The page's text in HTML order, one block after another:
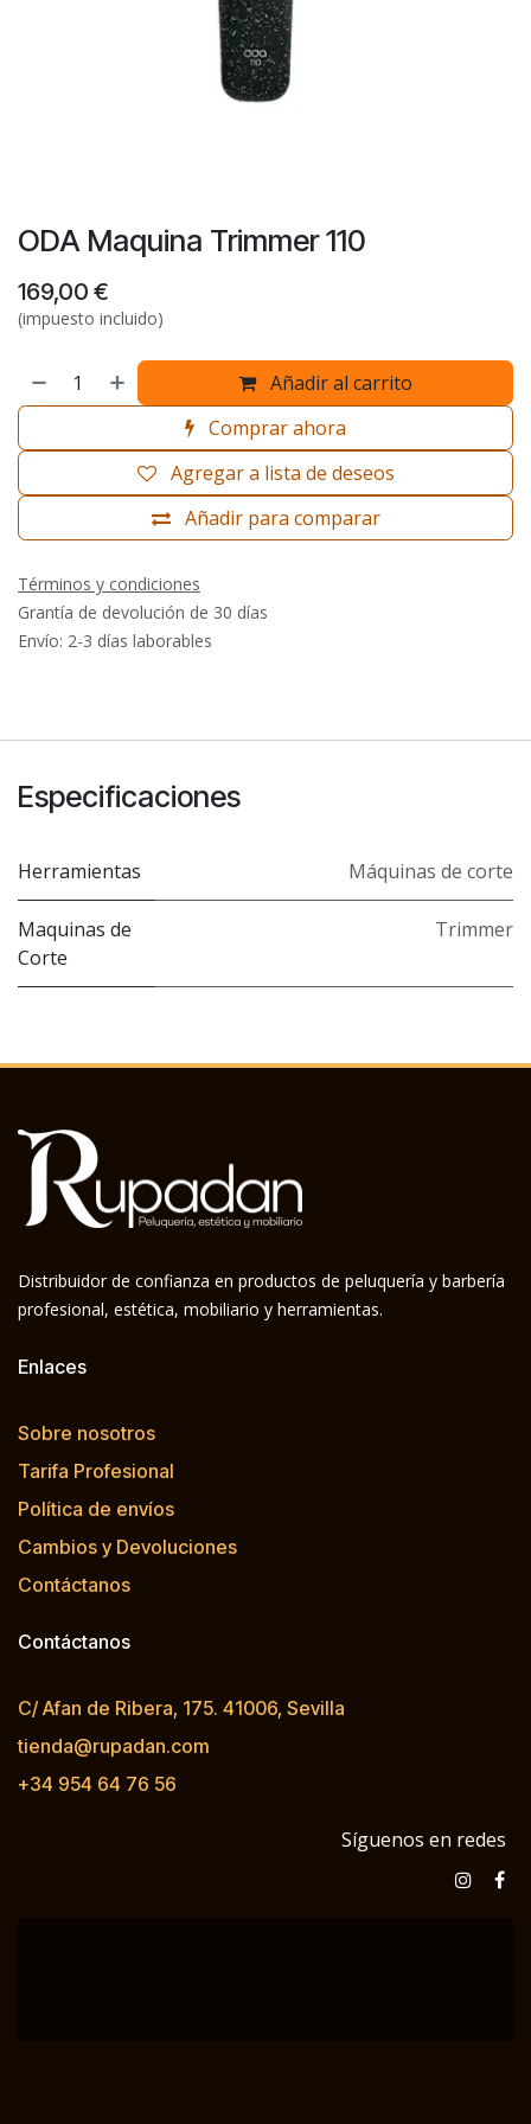
ODA Maquina Trimmer 110
169,00 €
(impuesto incluido)
Añadir al carrito
Comprar ahora
Añadir para comparar
Agregar a lista de deseos
Términos y condiciones
Grantía de devolución de 30 días
Envío: 2-3 días laborables
Especificaciones
Herramientas Máquinas de corte
Maquinas de
Corte
Trimmer
Distribuidor de confianza en productos de peluquería y barbería
profesional, estética, mobiliario y herramientas.
Enlaces
Sobre nosotros
Tarifa Profesional
Política de envíos
Cambios y Devoluciones
Contáctanos
Contáctanos
C/ Afan de Ribera, 175. 41006, Sevilla
tienda@rupadan.com
+34 954 64 76 56
Síguenos en redes